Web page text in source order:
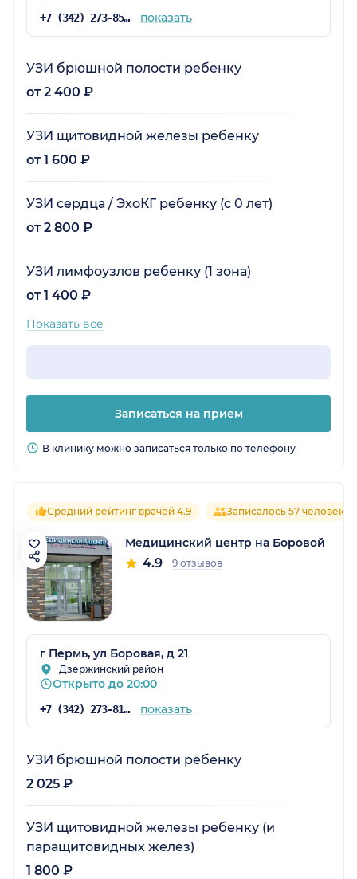
+7 (342) 273-85-03 показать
УЗИ брюшной полости ребенку
от 2 400 ₽
УЗИ щитовидной железы ребенку
от 1 600 ₽
УЗИ сердца / ЭхоКГ ребенку (с 0 лет)
от 2 800 ₽
УЗИ лимфоузлов ребенку (1 зона)
от 1 400 ₽
Показать все
Записаться на прием
В клинику можно записаться только по телефону
Средний рейтинг врачей 4.9 Записалось 57 человек
Медицинский центр на Боровой
4.9 9 отзывов
г Пермь, ул Боровая, д 21
Дзержинский район
Открыто до 20:00
+7 (342) 273-81-50 показать
УЗИ брюшной полости ребенку
2 025 ₽
УЗИ щитовидной железы ребенку (и
паращитовидных желез)
1 800 ₽